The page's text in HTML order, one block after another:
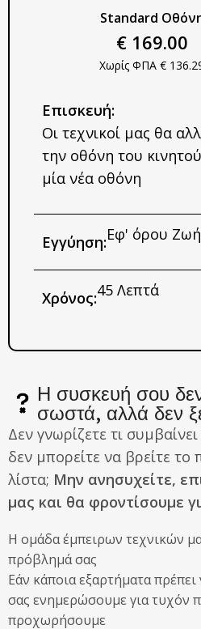
Standard
€ 169.00
Χωρίς ΦΠΑ €
Επισκευή:
Οι τεχνικοί μας θα
την οθόνη του
μία νέα οθόνη
Εγγύηση:Εφ' όρου
Χρόνος:45 Λεπτά
Η συσκευή σου δεν
σωστά, αλλά δεν
Δεν γνωρίζετε τι
δεν μπορείτε να βρείτε
λίστα; Μην ανησυχείτε,
μας και θα φροντίσουμε
Η ομάδα έμπειρων τεχνικών
πρόβλημά σας
Εάν κάποια εξαρτήματα
σας ενημερώσουμε για τυχόν
προχωρήσουμε